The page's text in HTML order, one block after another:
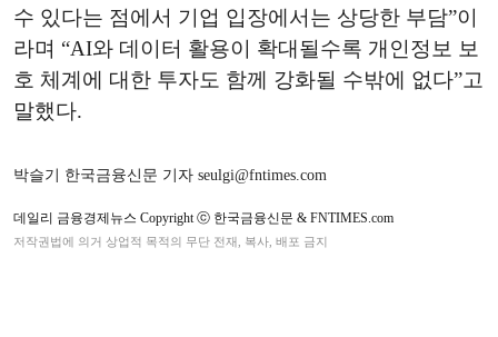
수 있다는 점에서 기업 입장에서는 상당한 부담”이
라며 “AI와 데이터 활용이 확대될수록 개인정보 보
호 체계에 대한 투자도 함께 강화될 수밖에 없다”고
말했다.
박슬기 한국금융신문 기자 seulgi@fntimes.com
데일리 금융경제뉴스 Copyright ⓒ 한국금융신문 & FNTIMES.com
저작권법에 의거 상업적 목적의 무단 전재, 복사, 배포 금지